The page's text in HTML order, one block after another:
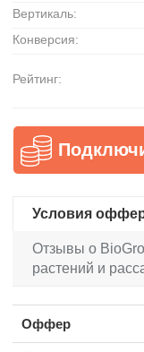
Вертикаль:
Конверсия:
Рейтинг:
Условия
Отзывы о
растений и
Оффер